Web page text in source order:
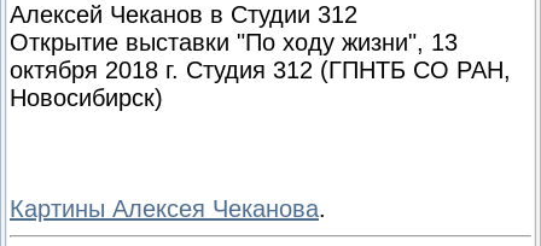
Алексей Чеканов в Студии 312
Открытие выставки "По ходу жизни", 13
октября 2018 г. Студия 312 (ГПНТБ СО РАН,
Новосибирск)
Картины Алексея Чеканова.